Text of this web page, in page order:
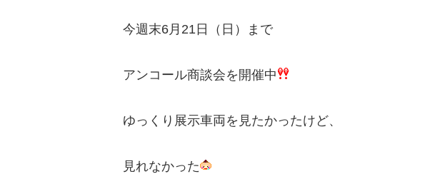
bott【日本総代理店】 CRAFTPLUS クラフトプラス
今週末6月21日（日）まで
アンコール商談会を開催中
ゆっくり展示車両を見たかったけど、
見れなかった